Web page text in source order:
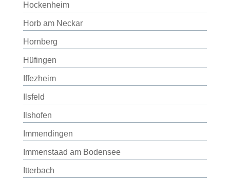
Hockenheim
Horb am Neckar
Hornberg
Hüfingen
Iffezheim
Ilsfeld
Ilshofen
Immendingen
Immenstaad am Bodensee
Itterbach